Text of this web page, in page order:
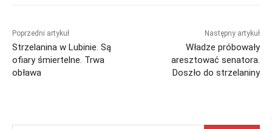
Poprzedni artykuł
Strzelanina w Lubinie. Są
ofiary śmiertelne. Trwa
obława
Następny artykuł
Władze próbowały
aresztować senatora.
Doszło do strzelaniny